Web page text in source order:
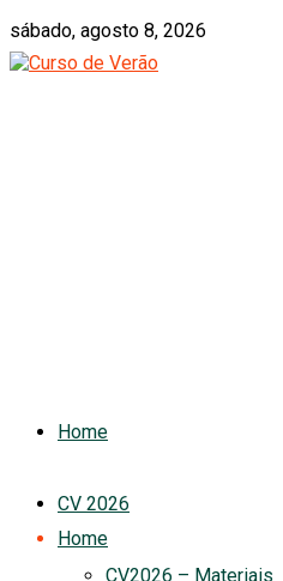
sábado, agosto 8, 2026
Home
CV 2026
CV2026 – Materiais
Home